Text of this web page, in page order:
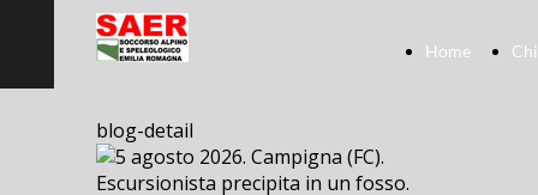
Home
blog-detail